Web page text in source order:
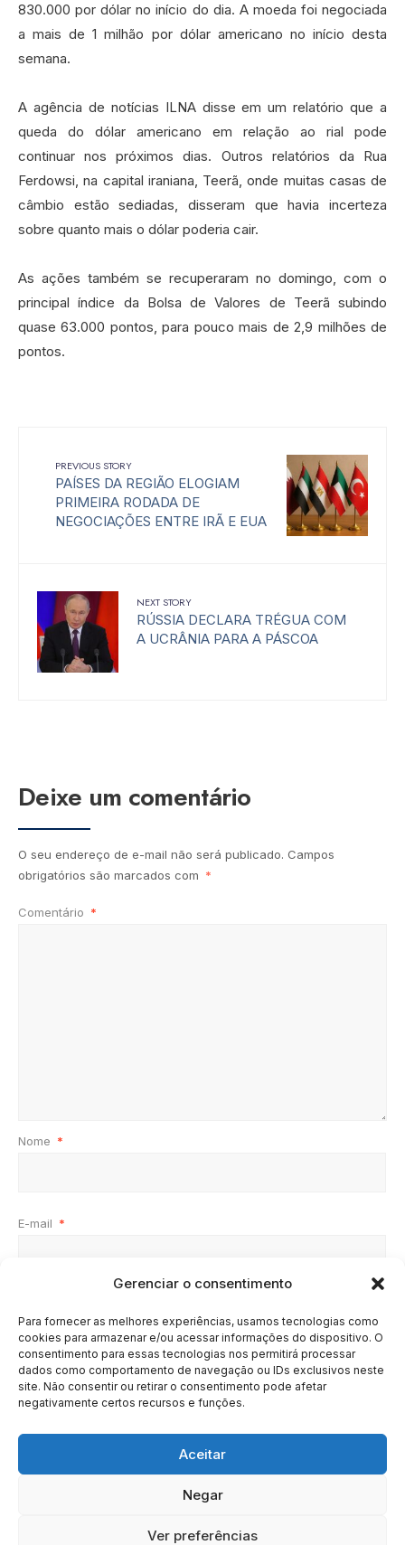
Gerenciar o consentimento
Para fornecer as melhores experiências, usamos tecnologias como
cookies para armazenar e/ou acessar informações do dispositivo. O
consentimento para essas tecnologias nos permitirá processar
dados como comportamento de navegação ou IDs exclusivos neste
site. Não consentir ou retirar o consentimento pode afetar
negativamente certos recursos e funções.
Aceitar
Negar
Ver preferências
830.000 por dólar no início do dia. A moeda foi negociada
a mais de 1 milhão por dólar americano no início desta
semana.
A agência de notícias ILNA disse em um relatório que a
queda do dólar americano em relação ao rial pode
continuar nos próximos dias. Outros relatórios da Rua
Ferdowsi, na capital iraniana, Teerã, onde muitas casas de
câmbio estão sediadas, disseram que havia incerteza
sobre quanto mais o dólar poderia cair.
As ações também se recuperaram no domingo, com o
principal índice da Bolsa de Valores de Teerã subindo
quase 63.000 pontos, para pouco mais de 2,9 milhões de
pontos.
PREVIOUS STORY
PAÍSES DA REGIÃO ELOGIAM
PRIMEIRA RODADA DE
NEGOCIAÇÕES ENTRE IRÃ E EUA
NEXT STORY
RÚSSIA DECLARA TRÉGUA COM
A UCRÂNIA PARA A PÁSCOA
Deixe um comentário
O seu endereço de e-mail não será publicado. Campos
obrigatórios são marcados com *
Comentário *
Nome *
E-mail *
SOBRE BRASIL